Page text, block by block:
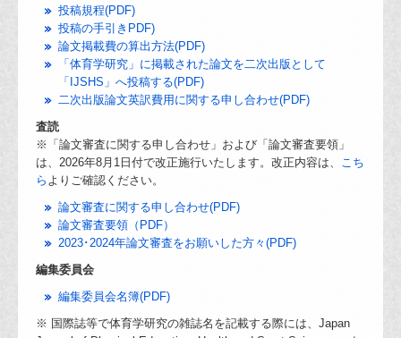
投稿規程(PDF)
投稿の手引きPDF)
論文掲載費の算出方法(PDF)
「体育学研究」に掲載された論文を二次出版として
「IJSHS」へ投稿する(PDF)
二次出版論文英訳費用に関する申し合わせ(PDF)
査読
※「論文審査に関する申し合わせ」および「論文審査要領」
は、2026年8月1日付で改正施行いたします。改正内容は、
こち
ら よりご確認ください。
論文審査に関する申し合わせ(PDF)
論文審査要領（PDF）
2023･2024年論文審査をお願いした方々(PDF)
編集委員会
編集委員会名簿(PDF)
※ 国際誌等で体育学研究の雑誌名を記載する際には、Japan